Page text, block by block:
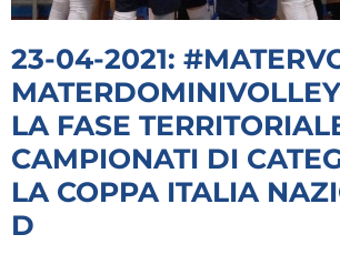
23-04-2021:
LA FASE
CAMPIONATI DI
LA COPPA ITALIA
D